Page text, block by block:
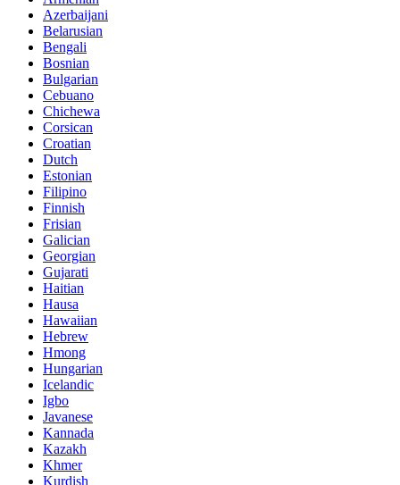
Azerbaijani
Belarusian
Bengali
Bosnian
Bulgarian
Cebuano
Chichewa
Corsican
Croatian
Dutch
Estonian
Filipino
Finnish
Frisian
Galician
Georgian
Gujarati
Haitian
Hausa
Hawaiian
Hebrew
Hmong
Hungarian
Icelandic
Igbo
Javanese
Kannada
Kazakh
Khmer
Kurdish